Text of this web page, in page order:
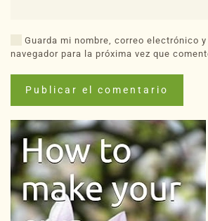
Guarda mi nombre, correo electrónico
navegador para la próxima vez que
Publicar el comentario